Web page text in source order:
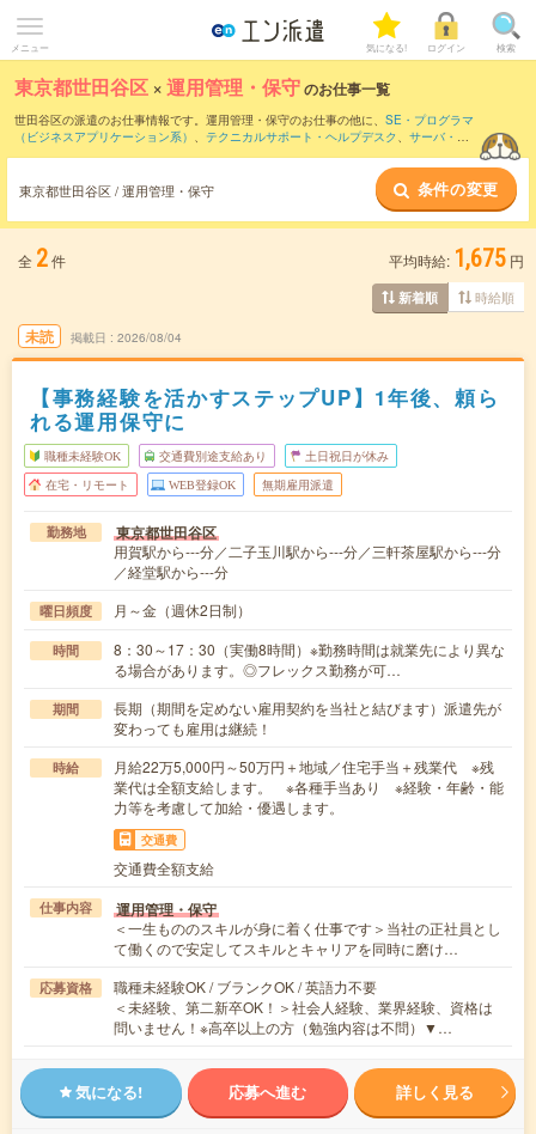
メニュー 気になる! ログイン 検索
東京都世田谷区 ×運用管理・保守のお仕事一覧
世田谷区の派遣のお仕事情報です。運用管理・保守のお仕事の他に、 SE・プログラマ
（ビジネスアプリケーション系） 、 テクニカルサポート・ヘルプデスク 、 サーバ・ネ
などのこだわり条件で絞り込んでいただけます。職種辞典：運用管理・
保守のお仕事とは？とは？
東京都世田谷区 / 運用管理・保守 条件の変更
全 2件 平均時給: 1,675 円
新着順 時給順
未読 掲載日 2026/08/04
【事務経験を活かすステップUP】1年後、頼ら
れる運用保守に
職種未経験OK 交通費別途支給あり 土日祝日が休み
在宅・リモート WEB登録OK 無期雇用派遣
勤務地 東京都世田谷区
用賀駅から---分／二子玉川駅から---分／三軒茶屋駅から---分
／経堂駅から---分
曜日頻度 月～金（週休2日制）
時間
8：30～17：30（実働8時間）※勤務時間は就業先により異な
る場合があります。◎フレックス勤務が可…
期間
長期（期間を定めない雇用契約を当社と結びます）派遣先が
変わっても雇用は継続！
時給
月給22万5,000円～50万円＋地域／住宅手当＋残業代 ※残
業代は全額支給します。 ※各種手当あり ※経験・年齢・能
力等を考慮して加給・優遇します。
交通費
交通費全額支給
仕事内容 運用管理・保守
＜一生もののスキルが身に着く仕事です＞当社の正社員とし
て働くので安定してスキルとキャリアを同時に磨け…
応募資格
職種未経験OK / ブランクOK / 英語力不要
＜未経験、第二新卒OK！＞社会人経験、業界経験、資格は
問いません！※高卒以上の方（勉強内容は不問）▼…
気になる! 応募へ進む 詳しく見る